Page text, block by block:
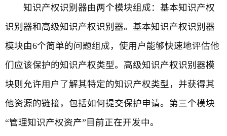
知识产权识别器由两个模块组成：基本知识产权
识别器和高级知识产权识别器。基本知识产权识别器
模块由6个简单的问题组成，使用户能够快速地评估他
们应该保护的知识产权类型。高级知识产权识别器模
块则允许用户了解其特定的知识产权类型，并获得其
他资源的链接，包括如何提交保护申请。第三个模块
“管理知识产权资产”目前正在开发中。